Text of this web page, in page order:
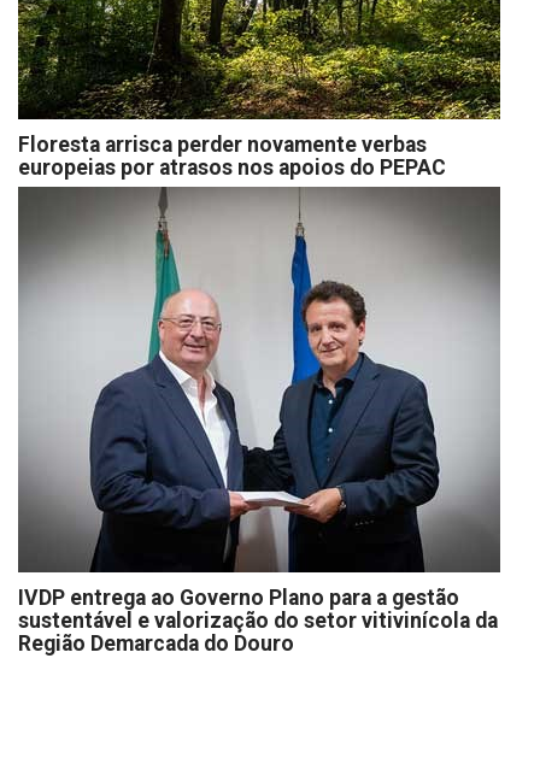
Floresta arrisca perder novamente verbas
europeias por atrasos nos apoios do PEPAC
IVDP entrega ao Governo Plano para a gestão
sustentável e valorização do setor vitivinícola da
Região Demarcada do Douro